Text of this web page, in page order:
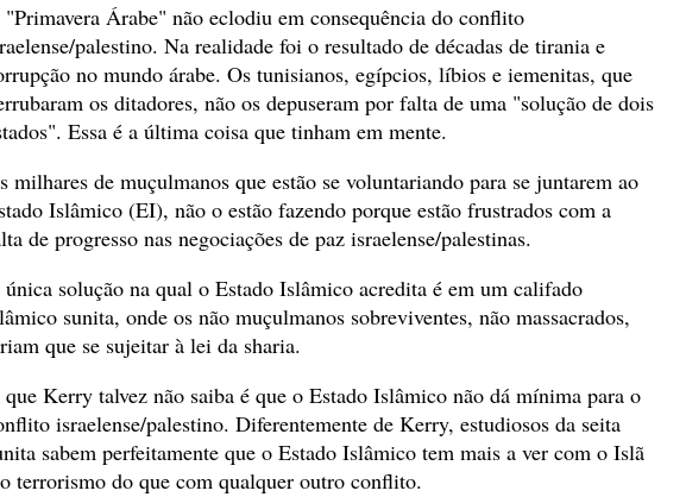
Árabe" não eclodiu em consequência do conflito
palestino. Na realidade foi o resultado de décadas de tirania e
no mundo árabe. Os tunisianos, egípcios, líbios e iemenitas, que
os ditadores, não os depuseram por falta de uma "solução de dois
Essa é a última coisa que tinham em mente.
milhares de muçulmanos que estão se voluntariando para se juntarem ao
Islâmico (EI), não o estão fazendo porque estão frustrados com a
de progresso nas negociações de paz israelense/palestinas.
solução na qual o Estado Islâmico acredita é em um califado
sunita, onde os não muçulmanos sobreviventes, não massacrados,
que se sujeitar à lei da sharia.
que Kerry talvez não saiba é que o Estado Islâmico não dá mínima para o
israelense/palestino. Diferentemente de Kerry, estudiosos da seita
sabem perfeitamente que o Estado Islâmico tem mais a ver com o Islã
terrorismo do que com qualquer outro conflito.